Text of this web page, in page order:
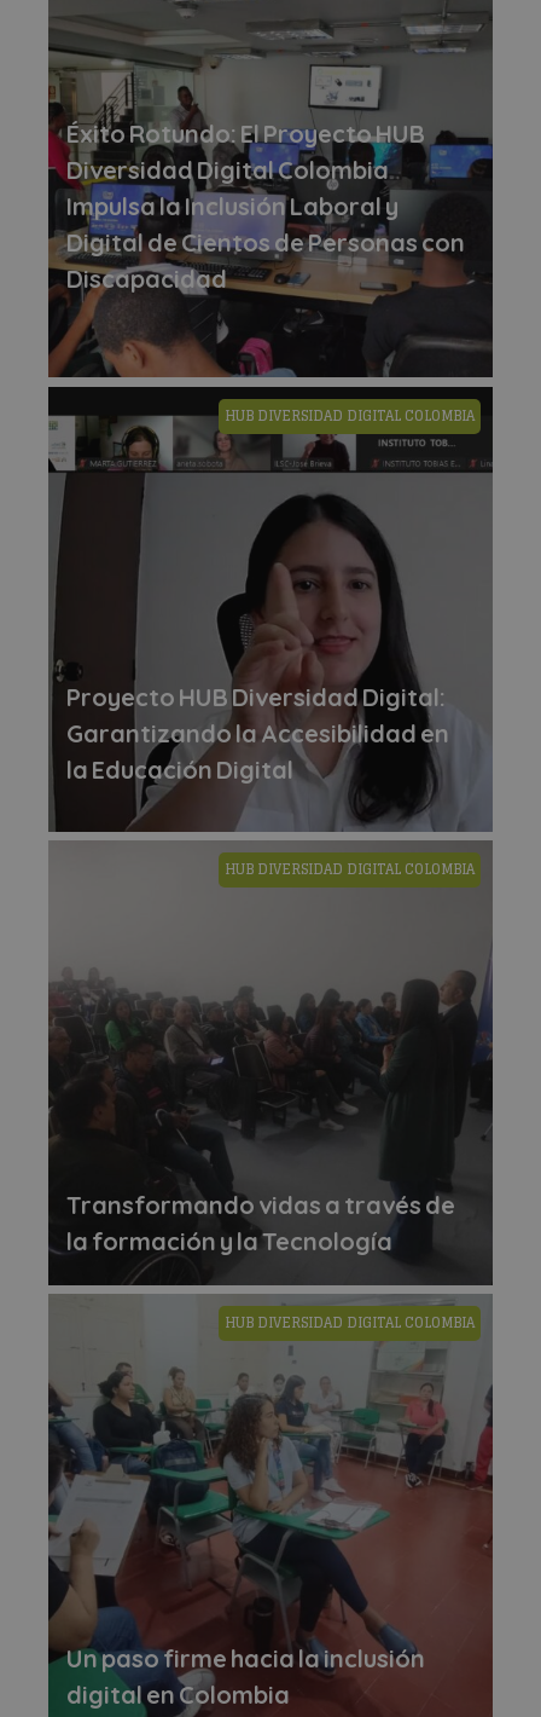
Éxito Rotundo: El Proyecto HUB
Diversidad Digital Colombia
Impulsa la Inclusión Laboral y
Digital de Cientos de Personas con
Discapacidad
Proyecto HUB Diversidad Digital:
Garantizando la Accesibilidad en
la Educación Digital
HUB DIVERSIDAD DIGITAL COLOMBIA
Transformando vidas a través de
la formación y la Tecnología
HUB DIVERSIDAD DIGITAL COLOMBIA
Un paso firme hacia la inclusión
digital en Colombia
HUB DIVERSIDAD DIGITAL COLOMBIA